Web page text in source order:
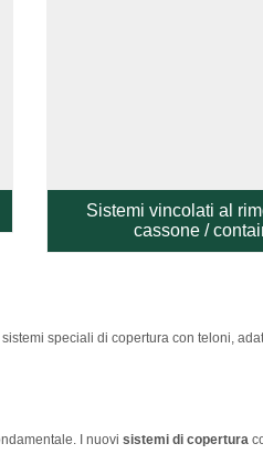
Sistemi vincolati al
cassone /
speciali di copertura con teloni,
I nuovi sistemi di copertura